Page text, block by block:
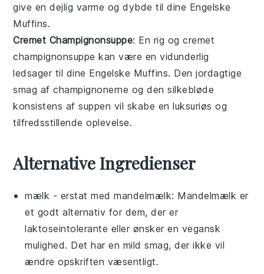
give en dejlig varme og dybde til dine Engelske
Muffins.
Cremet Champignonsuppe: En rig ogcremet
champignonsuppe kan være en vidunderlig
ledsager til dine Engelske Muffins. Den jordagtige
smag afchampignonerne og den silkebløde
konsistens afsuppen vil skabe en luksuriøs og
tilfredsstillende oplevelse.
Alternative Ingredienser
mælk - erstat medmandelmælk: Mandelmælk er
et godt alternativ for dem, der er
laktoseintolerante eller ønsker en vegansk
mulighed. Det har en mild smag, der ikke vil
ændre opskriften væsentligt.